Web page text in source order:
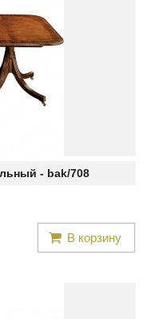
- bak/708
В корзину